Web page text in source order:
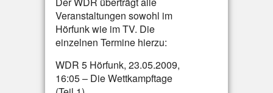
Veranstaltungen sowohl im
Hörfunk wie im TV. Die
einzelnen Termine hierzu:
WDR 5 Hörfunk, 23.05.2009,
16:05 – Die Wettkampftage